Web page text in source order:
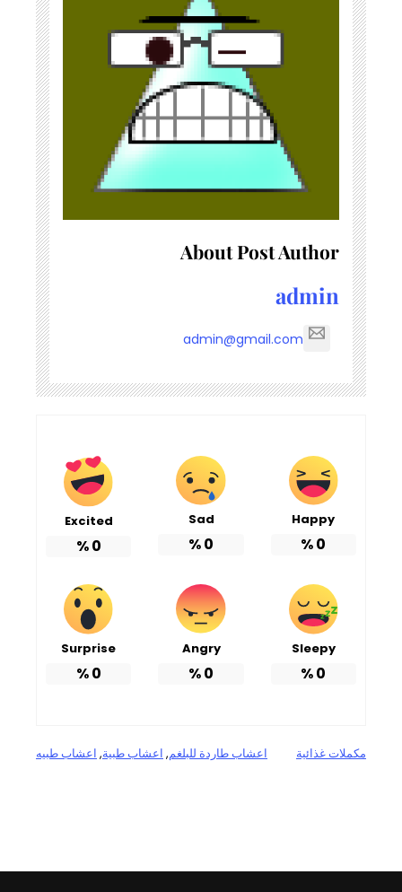
About Post Author
admin
admin@gmail.com
Happy
0
%
Sad
0
%
Excited
0
%
Sleepy
0
%
Angry
0
%
Surprise
0
%
مكملات غذائية اعشاب طاردة للبلغم, اعشاب طبية, اعشاب طبيه